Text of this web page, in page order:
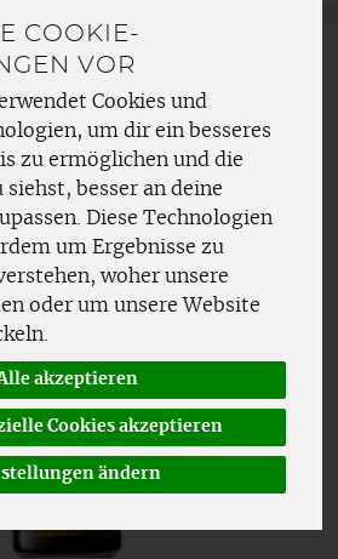
COOKIE-
VOR
Cookies und
um dir ein besseres
zu ermöglichen und die
siehst, besser an deine
Diese Technologien
um Ergebnisse zu
woher unsere
oder um unsere Website
akzeptieren
Cookies akzeptieren
ändern